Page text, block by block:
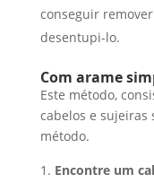
conseguir
desentupi-lo.
Com arame
Este método,
cabelos e sujeiras
método.
Encontre um